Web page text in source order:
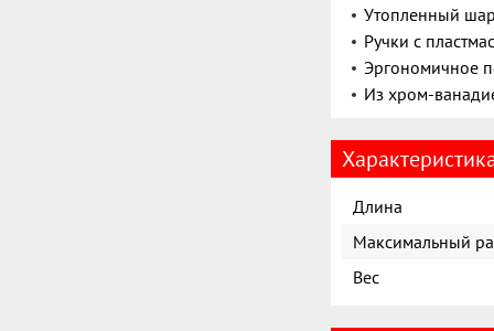
Утопленный
Ручки с
Эргономичное
Из хром-
Длина
Максимальный
Вес